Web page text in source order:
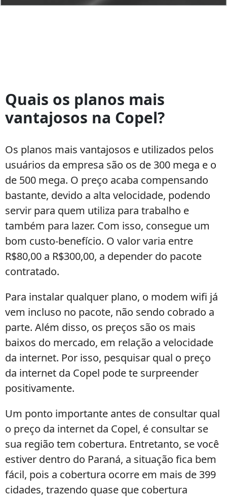
da
internet
Copel
Quais os planos mais
vantajosos na Copel?
Os planos mais vantajosos e utilizados pelos
usuários da empresa são os de 300 mega e o
de 500 mega. O preço acaba compensando
bastante, devido a alta velocidade, podendo
servir para quem utiliza para trabalho e
também para lazer. Com isso, consegue um
bom custo-benefício. O valor varia entre
R$80,00 a R$300,00, a depender do pacote
contratado.
Para instalar qualquer plano, o modem wifi já
vem incluso no pacote, não sendo cobrado a
parte. Além disso, os preços são os mais
baixos do mercado, em relação a velocidade
da internet. Por isso, pesquisar qual o preço
da internet da Copel pode te surpreender
positivamente.
Um ponto importante antes de consultar qual
o preço da internet da Copel, é consultar se
sua região tem cobertura. Entretanto, se você
estiver dentro do Paraná, a situação fica bem
fácil, pois a cobertura ocorre em mais de 399
cidades, trazendo quase que cobertura